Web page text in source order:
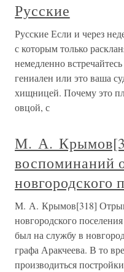
Русские
Русские Если и через
с которым только
немедленно
гениален или это ваша
хищницей. Почему это
овцой, с
М. А.
воспоминаний
новгородского
М. А. Крымов[318]
новгородского
был на службу в
графа Аракчеева. В то
производиться